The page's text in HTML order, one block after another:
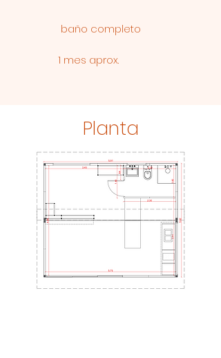
baño completo
1 mes aprox.
Planta